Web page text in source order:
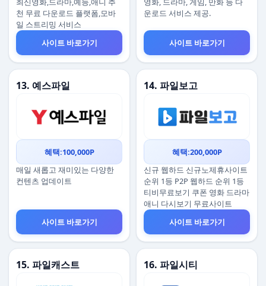
천 무료 다운로드 플랫폼,모바
일 스트리밍 서비스
사이트 바로가기
운로드 서비스 제공.
사이트 바로가기
13. 예스파일
혜택:100,000P
매일 새롭고 재미있는 다양한
컨텐츠 업데이트
사이트 바로가기
14. 파일보고
혜택:200,000P
신규 웹하드 신규노제휴사이트
순위 1등 P2P 웹하드 순위 1등
티비무료보기 쿠폰 영화 드라마
애니 다시보기 무료사이트
사이트 바로가기
15. 파일캐스트 16. 파일시티